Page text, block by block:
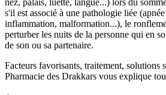
nez, palais, luette, langue...) lors du
s'il est associé à une pathologie liée
inflammation, malformation...), le
perturber les nuits de la personne qui en
de son ou sa partenaire.
Facteurs favorisants, traitement, solutions
Pharmacie des Drakkars vous explique